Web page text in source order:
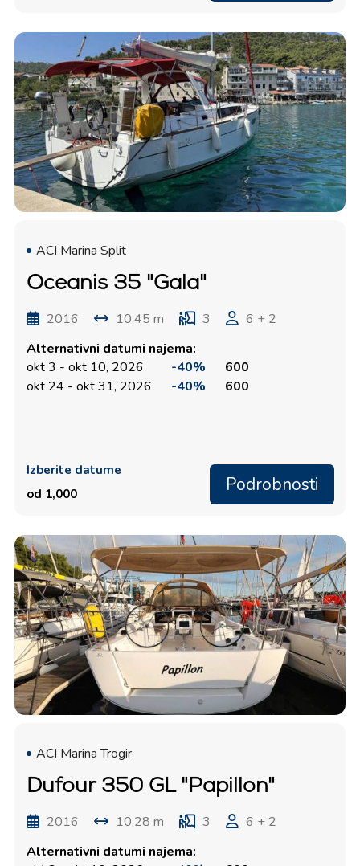
ACI Marina Split
Oceanis 35 "Gala"
2016 10.45 m 3
6 + 2
Alternativni datumi najema:
okt 3 - okt 10, 2026
-40%
600
okt 24 - okt 31, 2026
-40% 600
Izberite datume
od 1,000
Podrobnosti
ACI Marina Trogir
Dufour 350 GL "Papillon"
2016 10.28 m 3
6 + 2
Alternativni datumi najema: